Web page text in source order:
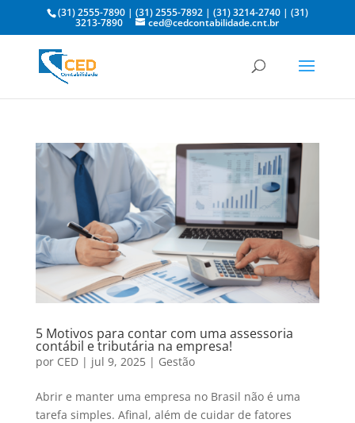
(31) 2555-7890| (31) 2555-7892| (31) 3214-2740| (31)
3213-7890 ced@cedcontabilidade.cnt.br
5 Motivos para contar com uma assessoria
contábil e tributária na empresa!
por CED| jul 9, 2025| Gestão
Abrir e manter uma empresa no Brasil não é uma
tarefa simples. Afinal, além de cuidar de fatores